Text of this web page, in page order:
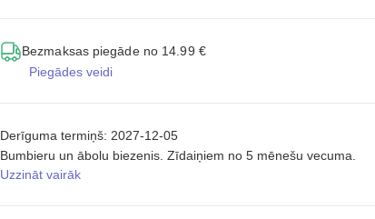
Bezmaksas piegāde no 14.99 €
Piegādes veidi
Derīguma termiņš: 2027-12-05
Bumbieru un ābolu biezenis. Zīdaiņiem no 5 mēnešu vecuma.
Uzzināt vairāk